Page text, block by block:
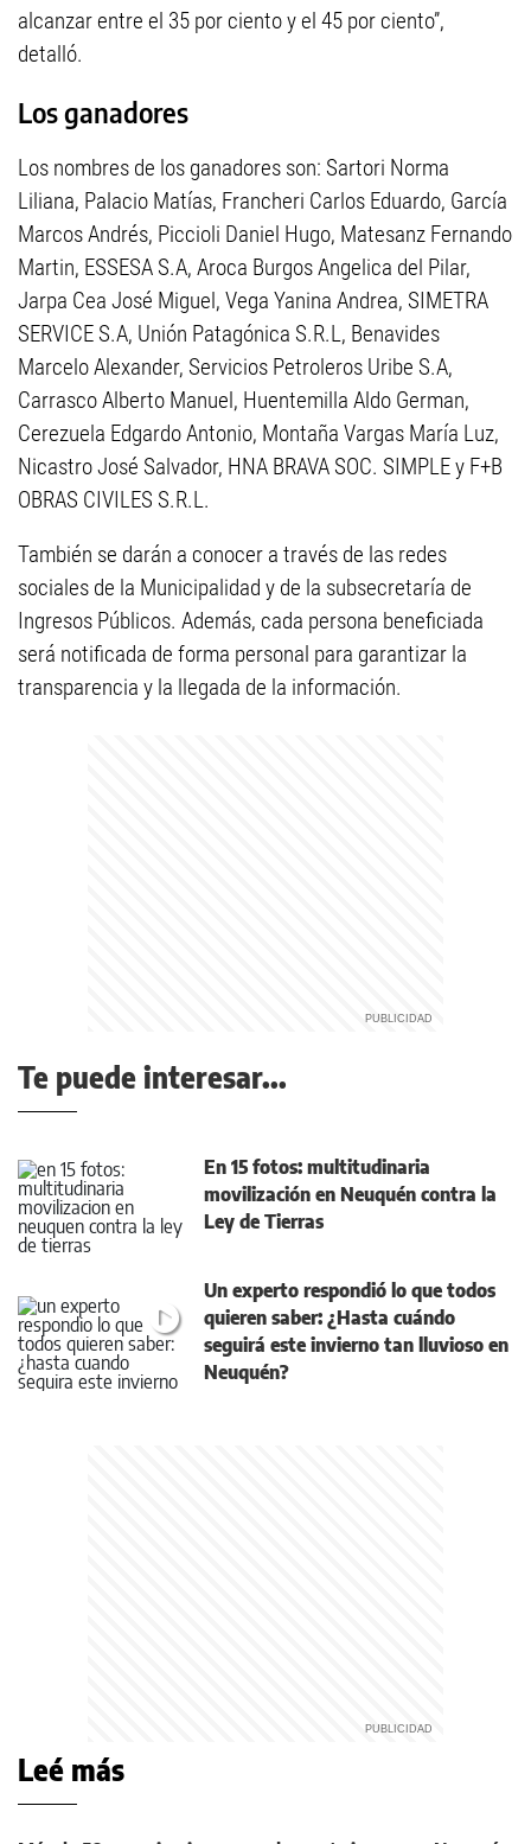
alcanzar entre el 35 por ciento y el 45 por ciento”,
detalló.
Los ganadores
Los nombres de los ganadores son: Sartori Norma
Liliana, Palacio Matías, Francheri Carlos Eduardo, García
Marcos Andrés, Piccioli Daniel Hugo, Matesanz Fernando
Martin, ESSESA S.A, Aroca Burgos Angelica del Pilar,
Jarpa Cea José Miguel, Vega Yanina Andrea, SIMETRA
SERVICE S.A, Unión Patagónica S.R.L, Benavides
Marcelo Alexander, Servicios Petroleros Uribe S.A,
Carrasco Alberto Manuel, Huentemilla Aldo German,
Cerezuela Edgardo Antonio, Montaña Vargas María Luz,
Nicastro José Salvador, HNA BRAVA SOC. SIMPLE y F+B
OBRAS CIVILES S.R.L.
También se darán a conocer a través de las redes
sociales de la Municipalidad y de la subsecretaría de
Ingresos Públicos. Además, cada persona beneficiada
será notificada de forma personal para garantizar la
transparencia y la llegada de la información.
Te puede interesar...
En 15 fotos: multitudinaria
movilización en Neuquén contra la
Ley de Tierras
Un experto respondió lo que todos
quieren saber: ¿Hasta cuándo
seguirá este invierno tan lluvioso en
Neuquén?
Leé más